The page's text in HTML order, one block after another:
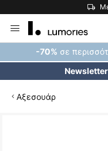
Μετάβαση
στο
περιεχόμενο
-70% σε
Newsletter
Αξεσουάρ